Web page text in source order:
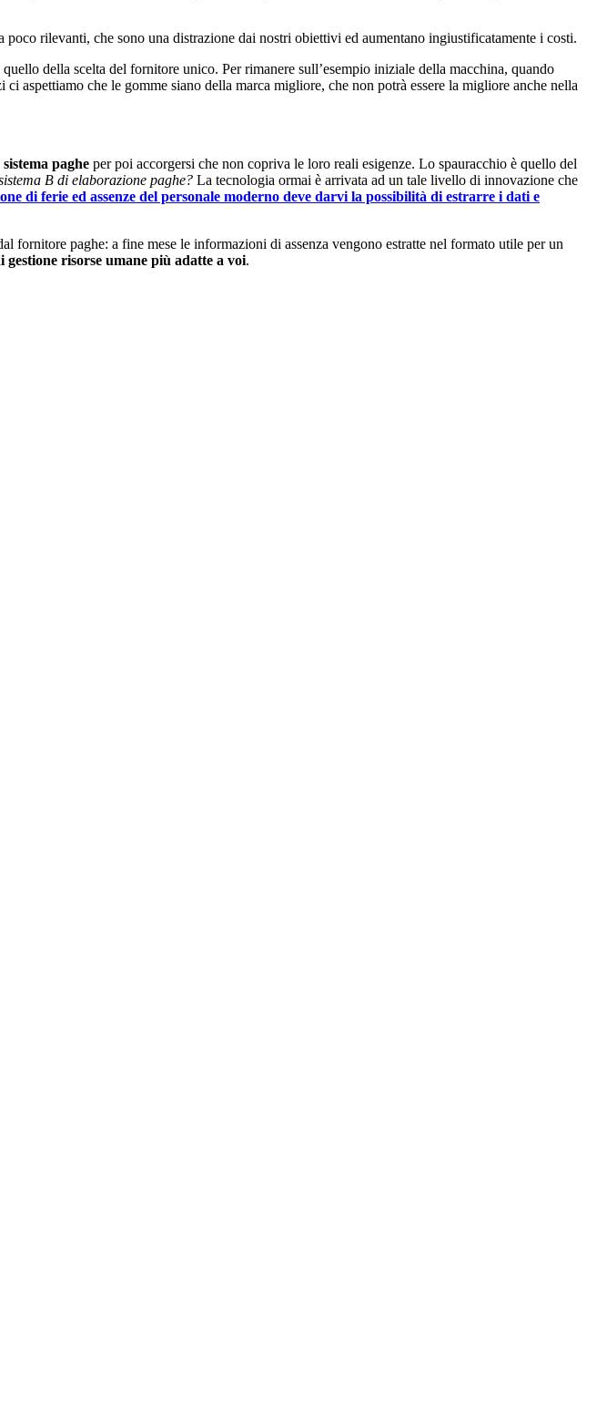
rilevanti, che sono una distrazione dai nostri obiettivi ed aumentano ingiustificatamente i costi.
della scelta del fornitore unico. Per rimanere sull’esempio iniziale della macchina, quando
aspettiamo che le gomme siano della marca migliore, che non potrà essere la migliore anche nella
sistema paghe per poi accorgersi che non copriva le loro reali esigenze. Lo spauracchio è quello del
B di elaborazione paghe? La tecnologia ormai è arrivata ad un tale livello di innovazione che
di ferie ed assenze del personale moderno deve darvi la possibilità di estrarre i dati e
fornitore paghe: a fine mese le informazioni di assenza vengono estratte nel formato utile per un
gestione risorse umane più adatte a voi.